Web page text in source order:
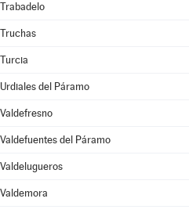
Trabadelo
Truchas
Turcia
Urdiales del Páramo
Valdefresno
Valdefuentes del Páramo
Valdelugueros
Valdemora